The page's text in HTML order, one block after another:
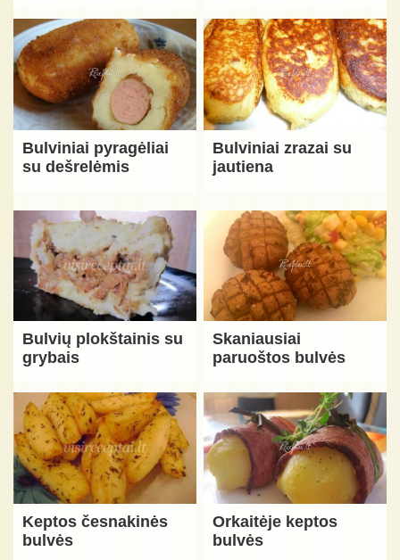
Bulviniai pyragėliai
su dešrelėmis
Bulviniai zrazai su
jautiena
Bulvių plokštainis su
grybais
Skaniausiai
paruoštos bulvės
Keptos česnakinės
bulvės
Orkaitėje keptos
bulvės